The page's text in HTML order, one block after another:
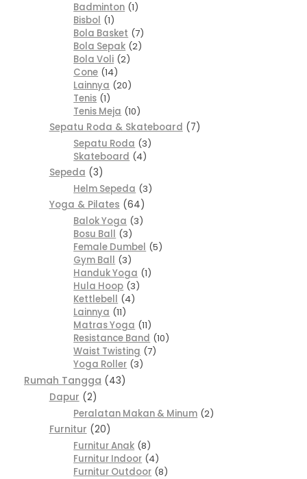
Badminton 1
Bisbol 1
Bola Basket 7
Bola Sepak 2
Bola Voli 2
Cone 14
Lainnya 20
Tenis 1
Tenis Meja 10
Sepatu Roda & Skateboard
7
Sepatu Roda 3
Skateboard 4
Sepeda
3
Helm Sepeda 3
Yoga & Pilates
64
Balok Yoga 3
Bosu Ball 3
Female Dumbel 5
Gym Ball 3
Handuk Yoga 1
Hula Hoop 3
Kettlebell 4
Lainnya 11
Matras Yoga 11
Resistance Band 10
Waist Twisting 7
Yoga Roller 3
Rumah Tangga 43
Dapur
2
Peralatan Makan & Minum 2
Furnitur
20
Furnitur Anak 8
Furnitur Indoor 4
Furnitur Outdoor 8